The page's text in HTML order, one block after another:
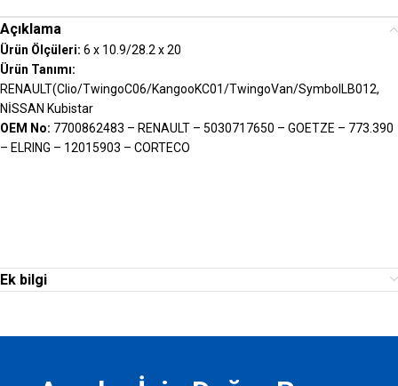
Açıklama
Ürün Ölçüleri: 6 x 10.9/28.2 x 20
Ürün Tanımı:
RENAULT(Clio/TwingoC06/KangooKC01/TwingoVan/SymbolLB012,
NİSSAN Kubistar
OEM No: 7700862483 – RENAULT – 5030717650 – GOETZE – 773.390
– ELRING – 12015903 – CORTECO
Ek bilgi